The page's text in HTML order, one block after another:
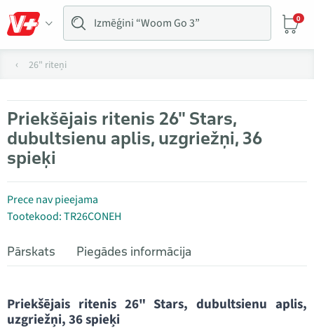
0
26" riteņi
Priekšējais ritenis 26" Stars,
dubultsienu aplis, uzgriežņi, 36
spieķi
Prece nav pieejama
Tootekood: TR26CONEH
Pārskats Piegādes informācija
Priekšējais ritenis 26" Stars, dubultsienu aplis,
uzgriežņi, 36 spieķi